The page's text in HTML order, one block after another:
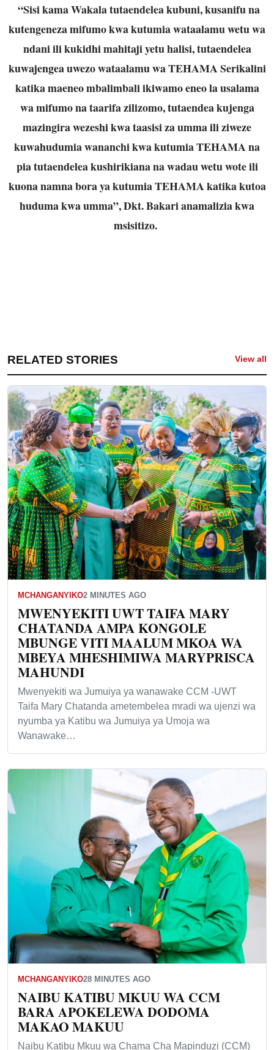
“Sisi kama Wakala tutaendelea kubuni, kusanifu na
kutengeneza mifumo kwa kutumia wataalamu wetu wa
ndani ili kukidhi mahitaji yetu halisi, tutaendelea
kuwajengea uwezo wataalamu wa TEHAMA Serikalini
katika maeneo mbalimbali ikiwamo eneo la usalama
wa mifumo na taarifa zilizomo, tutaendea kujenga
mazingira wezeshi kwa taasisi za umma ili ziweze
kuwahudumia wananchi kwa kutumia TEHAMA na
pia tutaendelea kushirikiana na wadau wetu wote ili
kuona namna bora ya kutumia TEHAMA katika kutoa
huduma kwa umma”, Dkt. Bakari anamalizia kwa
msisitizo.
RELATED STORIES View all
MCHANGANYIKO2 MINUTES AGO
MWENYEKITI UWT TAIFA MARY
CHATANDA AMPA KONGOLE
MBUNGE VITI MAALUM MKOA WA
MBEYA MHESHIMIWA MARYPRISCA
MAHUNDI
Mwenyekiti wa Jumuiya ya wanawake CCM -UWT
Taifa Mary Chatanda ametembelea mradi wa ujenzi wa
nyumba ya Katibu wa Jumuiya ya Umoja wa
Wanawake…
MCHANGANYIKO28 MINUTES AGO
NAIBU KATIBU MKUU WA CCM
BARA APOKELEWA DODOMA
MAKAO MAKUU
Naibu Katibu Mkuu wa Chama Cha Mapinduzi (CCM)